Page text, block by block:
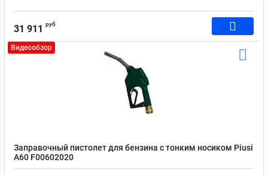
31 911 руб
Видеообзор
Заправочный пистолет для бензина с тонким носиком Piusi
A60 F00602020